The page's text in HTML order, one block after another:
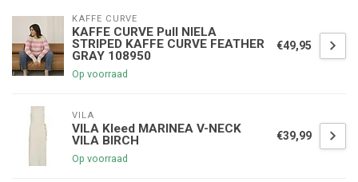
KAFFE CURVE
KAFFE CURVE Pull NIELA
STRIPED KAFFE CURVE FEATHER
GRAY 108950
Op voorraad
€49,95
VILA
VILA Kleed MARINEA V-NECK
VILA BIRCH
Op voorraad
€39,99